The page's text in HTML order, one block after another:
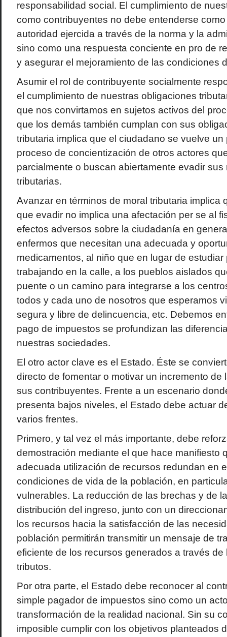
responsabilidad social. El cumplimiento de
como contribuyentes no debe entenderse
autoridad ejercida a través de la norma y la
sino como una respuesta conciente en pro de
y asegurar el mejoramiento de las condiciones
Asumir el rol de contribuyente socialmente
el cumplimiento de nuestras obligaciones
que nos convirtamos en sujetos activos del
que los demás también cumplan con sus
tributaria implica que el ciudadano se vuelve
proceso de concientización de otros actores
parcialmente o buscan abiertamente evadir
tributarias.
Avanzar en términos de moral tributaria implica
que evadir no implica una afectación per se al
efectos adversos sobre la ciudadanía en
enfermos que necesitan una adecuada y
medicamentos, al niño que en lugar de
trabajando en la calle, a los pueblos aislados
puente o un camino para integrarse a los
todos y cada uno de nosotros que esperamos
segura y libre de delincuencia, etc. Debemos
pago de impuestos se profundizan las
nuestras sociedades.
El otro actor clave es el Estado. Éste se
directo de fomentar o motivar un incremento de
sus contribuyentes. Frente a un escenario
presenta bajos niveles, el Estado debe actuar
varios frentes.
Primero, y tal vez el más importante, debe
demostración mediante el que hace manifiesto
adecuada utilización de recursos redundan en
condiciones de vida de la población, en
vulnerables. La reducción de las brechas y de
distribución del ingreso, junto con un
los recursos hacia la satisfacción de las
población permitirán transmitir un mensaje de
eficiente de los recursos generados a través de
tributos.
Por otra parte, el Estado debe reconocer al
simple pagador de impuestos sino como un
transformación de la realidad nacional. Sin su
imposible cumplir con los objetivos planteados